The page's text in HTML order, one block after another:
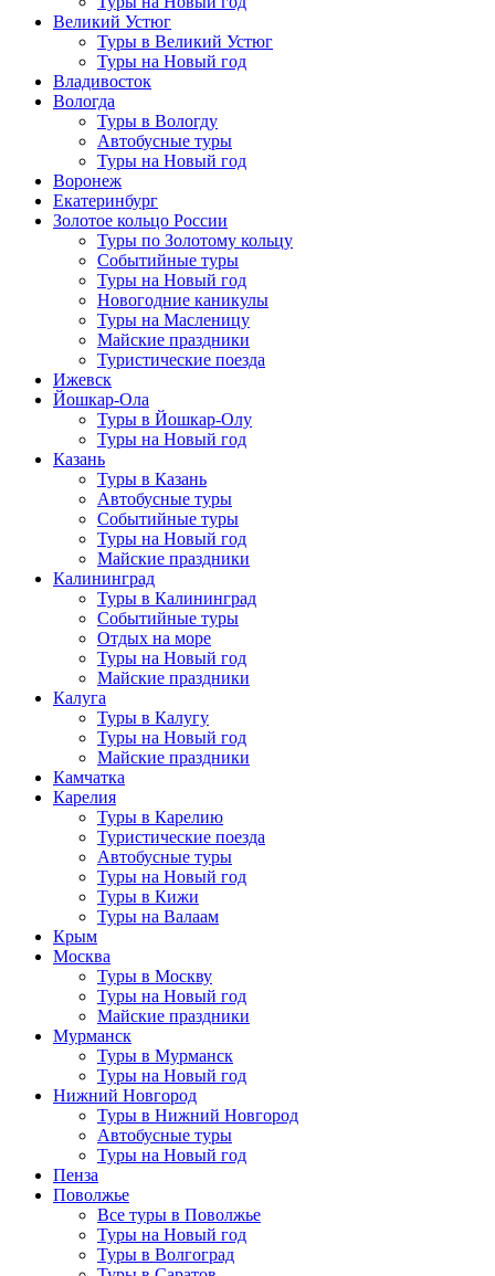
Великий Устюг
Туры в Великий Устюг
Туры на Новый год
Владивосток
Вологда
Туры в Вологду
Автобусные туры
Туры на Новый год
Воронеж
Екатеринбург
Золотое кольцо России
Туры по Золотому кольцу
Событийные туры
Туры на Новый год
Новогодние каникулы
Туры на Масленицу
Майские праздники
Туристические поезда
Ижевск
Йошкар-Ола
Туры в Йошкар-Олу
Туры на Новый год
Казань
Туры в Казань
Автобусные туры
Событийные туры
Туры на Новый год
Майские праздники
Калининград
Туры в Калининград
Событийные туры
Отдых на море
Туры на Новый год
Майские праздники
Калуга
Туры в Калугу
Туры на Новый год
Майские праздники
Камчатка
Карелия
Туры в Карелию
Туристические поезда
Автобусные туры
Туры на Новый год
Туры в Кижи
Туры на Валаам
Крым
Москва
Туры в Москву
Туры на Новый год
Майские праздники
Мурманск
Туры в Мурманск
Туры на Новый год
Нижний Новгород
Туры в Нижний Новгород
Автобусные туры
Туры на Новый год
Пенза
Поволжье
Все туры в Поволжье
Туры на Новый год
Туры в Волгоград